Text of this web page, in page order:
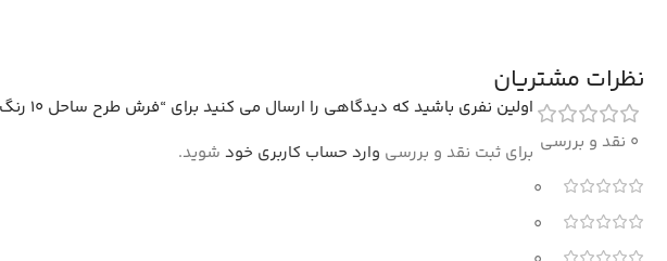
نظرات مشتریان
0 نقد و بررسی
0
0
اولین نفری باشید که دیدگاهی را ارسال می کنید برای “فرش طرح ساحل 10 رنگ 1200 شانه کد 1364”
برای ثبت نقد و بررسی وارد حساب کاربری خود شوید.